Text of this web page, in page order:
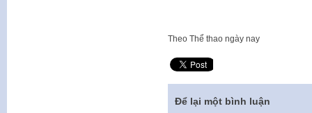
Theo Thể thao ngày nay
Để lại một bình luận